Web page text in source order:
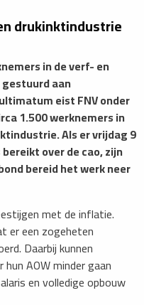
drukinktindustrie
in de verf- en
aan
eist FNV onder
1.500 werknemers in
Als er vrijdag 9
over de cao, zijn
bereid het werk neer
met de inflatie.
er een zogeheten
Daarbij kunnen
AOW minder gaan
en volledige opbouw